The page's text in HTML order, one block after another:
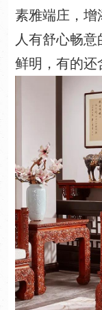
素雅端庄，增
人有舒心畅
鲜明，有的还